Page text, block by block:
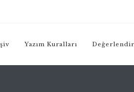
(yeni sekmede açılır)
Yazım Kuralları